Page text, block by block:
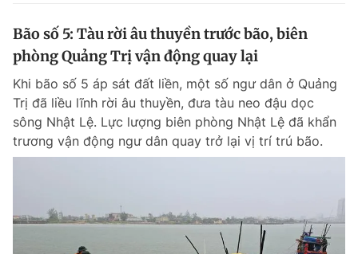
Bão số 5: Tàu rời âu thuyền trước bão, biên
phòng Quảng Trị vận động quay lại
Khi bão số 5 áp sát đất liền, một số ngư dân ở Quảng
Trị đã liều lĩnh rời âu thuyền, đưa tàu neo đậu dọc
sông Nhật Lệ. Lực lượng biên phòng Nhật Lệ đã khẩn
trương vận động ngư dân quay trở lại vị trí trú bão.